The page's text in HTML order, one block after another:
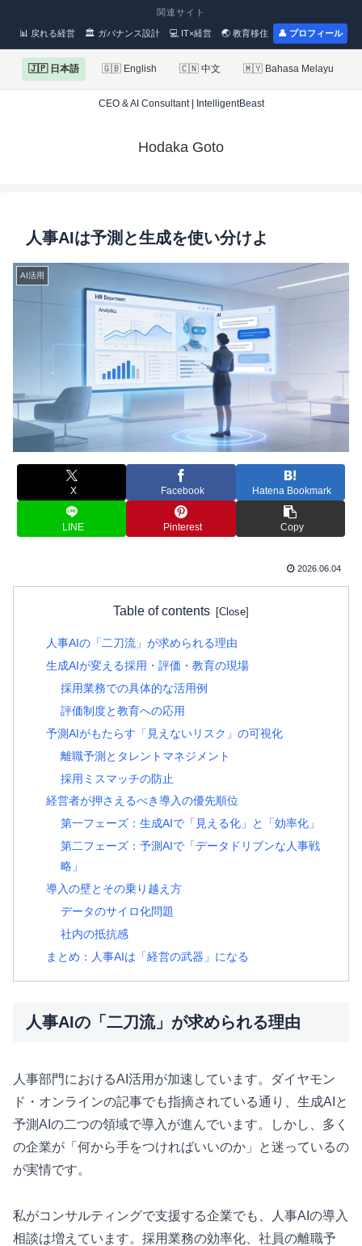
関連サイト
📊 戻れる経営 🏛 ガバナンス設計 💻 IT×経営 🌏 教育移住 👤 プロフィール
🇯🇵 日本語 🇬🇧 English 🇨🇳 中文 🇲🇾 Bahasa Melayu
CEO & AI Consultant | IntelligentBeast
Hodaka Goto
人事AIは予測と生成を使い分けよ
AI活用
X Facebook Hatena Bookmark
LINE Pinterest Copy
2026.06.04
Table of contents
人事AIの「二刀流」が求められる理由
生成AIが変える採用・評価・教育の現場
採用業務での具体的な活用例
評価制度と教育への応用
予測AIがもたらす「見えないリスク」の可視化
離職予測とタレントマネジメント
採用ミスマッチの防止
経営者が押さえるべき導入の優先順位
第一フェーズ：生成AIで「見える化」と「効率化」
第二フェーズ：予測AIで「データドリブンな人事戦
略」
導入の壁とその乗り越え方
データのサイロ化問題
社内の抵抗感
まとめ：人事AIは「経営の武器」になる
人事AIの「二刀流」が求められる理由
人事部門におけるAI活用が加速しています。ダイヤモン
ド・オンラインの記事でも指摘されている通り、生成AIと
予測AIの二つの領域で導入が進んでいます。しかし、多く
の企業が「何から手をつければいいのか」と迷っているの
が実情です。
私がコンサルティングで支援する企業でも、人事AIの導入
相談は増えています。採用業務の効率化、社員の離職予